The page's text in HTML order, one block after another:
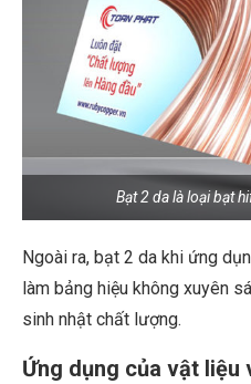
Bạt 2 da là loại bạt
Ngoài ra, bạt 2 da khi ứng
làm bảng hiệu không xuyên
sinh nhật chất lượng.
Ứng dụng của vật liệu